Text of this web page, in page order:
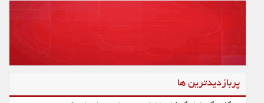
پربازدیدترین ها